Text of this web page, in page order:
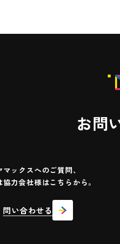
お問
マックスへのご質問、
協力会社様はこちらから。
問い合わせる